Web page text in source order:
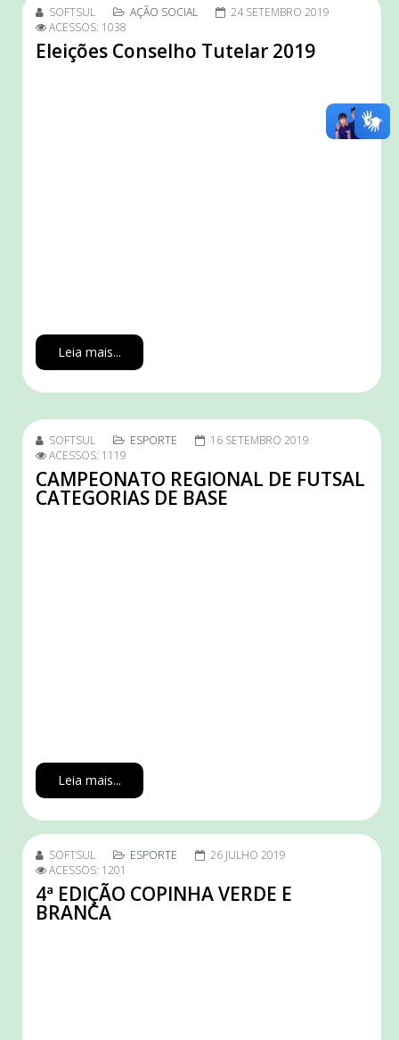
SOFTSUL AÇÃO SOCIAL
24 SETEMBRO 2019
ACESSOS: 1038
Eleições Conselho Tutelar 2019
Leia mais...
SOFTSUL ESPORTE
16 SETEMBRO 2019
ACESSOS: 1119
CAMPEONATO REGIONAL DE FUTSAL
CATEGORIAS DE BASE
Leia mais...
SOFTSUL ESPORTE
26 JULHO 2019
ACESSOS: 1201
4ª EDIÇÃO COPINHA VERDE E
BRANCA